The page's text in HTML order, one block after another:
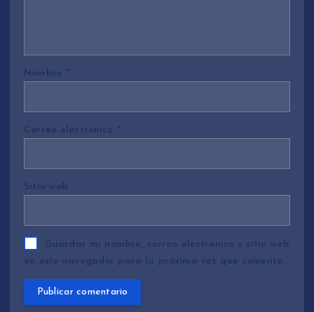
Nombre *
Correo electrónico *
Sitio web
Guardar mi nombre, correo electrónico y sitio web
en este navegador para la próxima vez que comente.